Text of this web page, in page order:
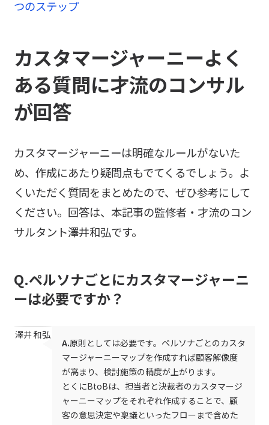
つのステップ
カスタマージャーニーよく
ある質問に才流のコンサル
が回答
カスタマージャーニーは明確なルールがないた
め、作成にあたり疑問点もでてくるでしょう。よ
くいただく質問をまとめたので、ぜひ参考にして
ください。回答は、本記事の監修者・才流のコン
サルタント澤井和弘です。
Q.ペルソナごとにカスタマージャーニ
ーは必要ですか？
澤井 和弘
A.原則としては必要です。ペルソナごとのカスタ
マージャーニーマップを作成すれば顧客解像度
が高まり、検討施策の精度が上がります。
とくにBtoBは、担当者と決裁者のカスタマージ
ャーニーマップをそれぞれ作成することで、顧
客の意思決定や稟議といったフローまで含めた